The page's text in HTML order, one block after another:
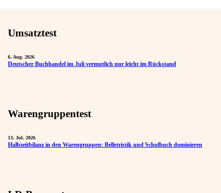
Umsatztest
6. Aug. 2026
Deutscher Buchhandel im Juli vermutlich nur leicht im Rückstand
Warengruppentest
13. Jul. 2026
Halbzeitbilanz in den Warengruppen: Belletristik und Schulbuch dominieren